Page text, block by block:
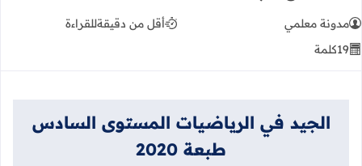
مدونة معلمي أقل من دقيقةللقراءة
19كلمة
الجيد في الرياضيات المستوى السادس
طبعة 2020